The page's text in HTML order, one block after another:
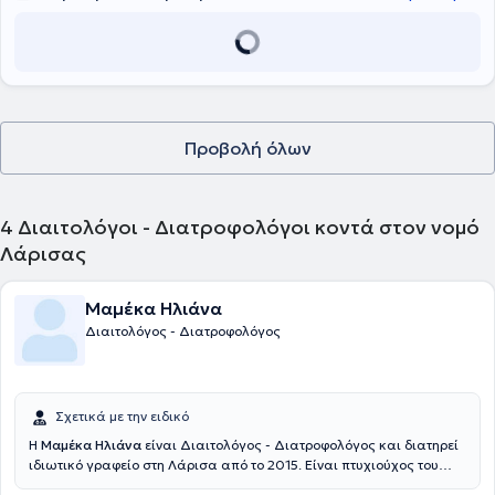
Ψυχική Υγεία», αποκτώντας εξειδίκευση (master practitioner) στα
περιστατικά Διατροφικών Διαταραχών (Βουλιμία, Νευρογενής
Προβολή όλων
4 Διαιτολόγοι - Διατροφολόγοι κοντά στον νομό
Λάρισας
Μαμέκα Ηλιάνα
Διαιτολόγος - Διατροφολόγος
Σχετικά με την ειδικό
Η Μαμέκα Ηλιάνα είναι Διαιτολόγος - Διατροφολόγος και διατηρεί
ιδιωτικό γραφείο στη Λάρισα από το 2015. Είναι πτυχιούχος του